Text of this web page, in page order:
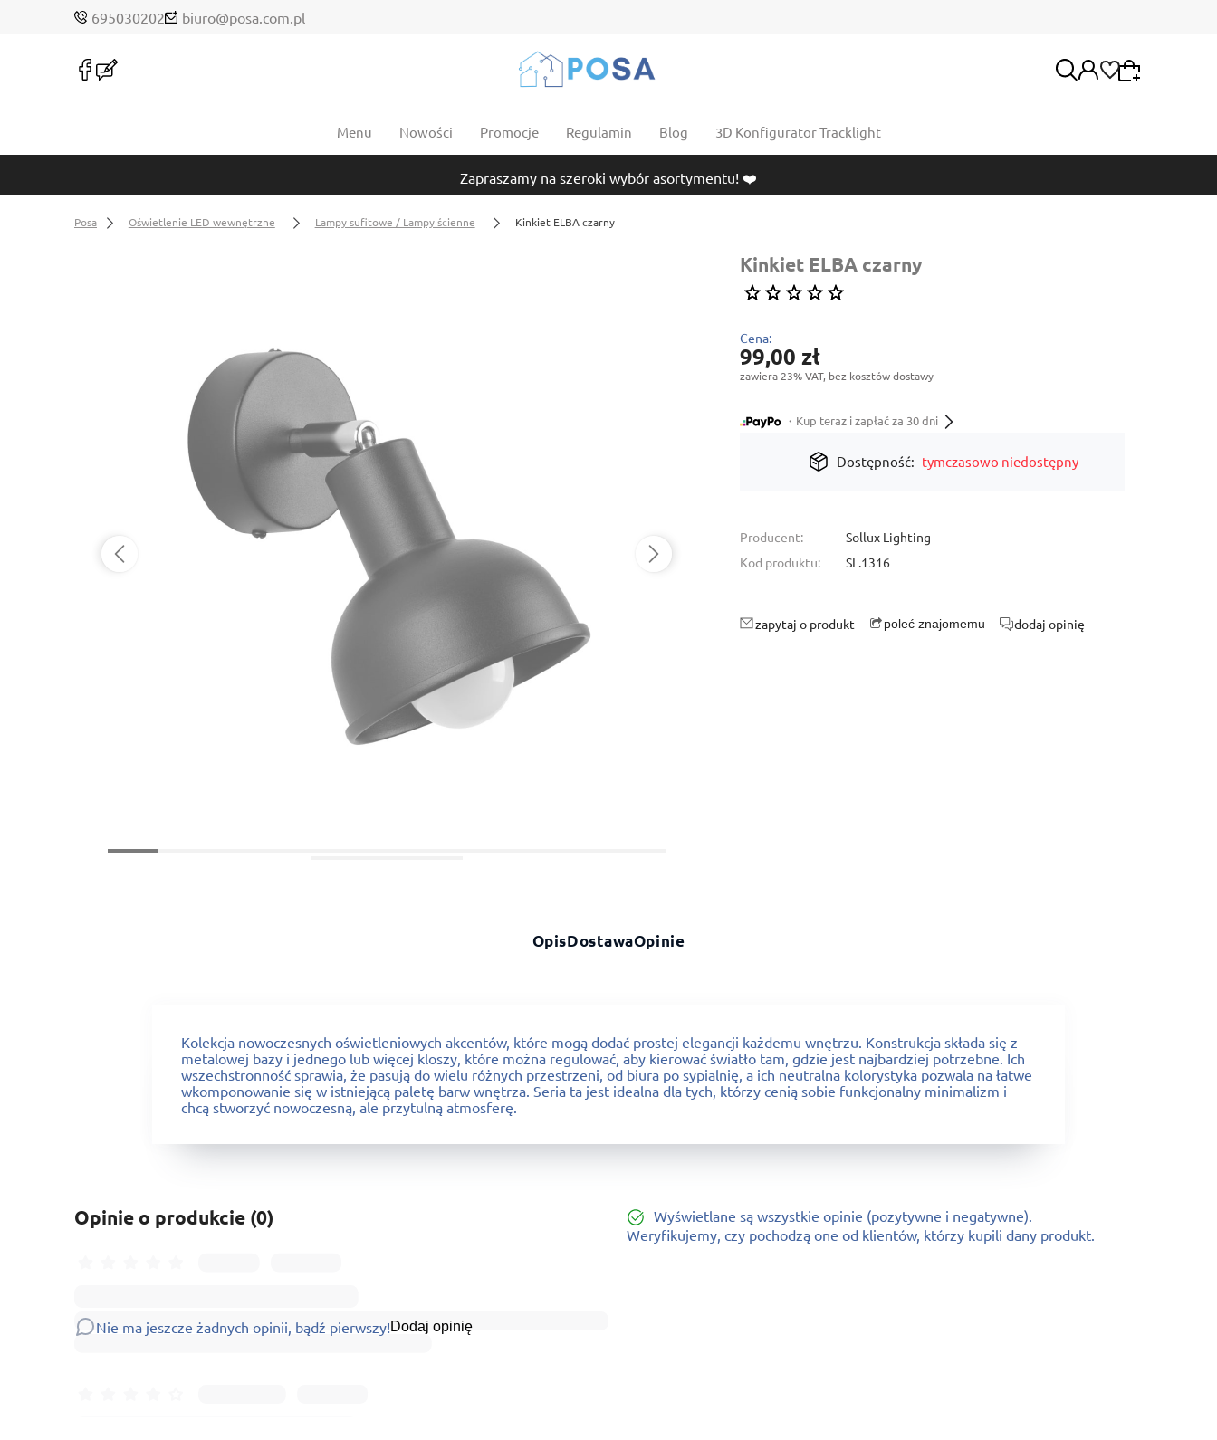
695030202 biuro@posa.com.pl
Menu Nowości Promocje Regulamin Blog 3D Konfigurator Tracklight
Zapraszamy na szeroki wybór asortymentu! ❤️
Posa Oświetlenie LED wewnętrzne Lampy sufitowe / Lampy ścienne Kinkiet ELBA czarny
Kinkiet ELBA czarny
Cena:
99,00 zł
zawiera 23% VAT, bez kosztów dostawy
・Kup teraz i zapłać za 30 dni
tymczasowo niedostępny Dostępność: tymczasowo niedostępny
Producent:
Sollux Lighting
Kod produktu:
SL.1316
zapytaj o produkt poleć znajomemu dodaj opinię
OpisDostawaOpinie
Kolekcja nowoczesnych oświetleniowych akcentów, które mogą dodać prostej elegancji każdemu wnętrzu. Konstrukcja składa się z
metalowej bazy i jednego lub więcej kloszy, które można regulować, aby kierować światło tam, gdzie jest najbardziej potrzebne. Ich
wszechstronność sprawia, że pasują do wielu różnych przestrzeni, od biura po sypialnię, a ich neutralna kolorystyka pozwala na łatwe
wkomponowanie się w istniejącą paletę barw wnętrza. Seria ta jest idealna dla tych, którzy cenią sobie funkcjonalny minimalizm i
chcą stworzyć nowoczesną, ale przytulną atmosferę.
Opinie o produkcie (0)
Nie ma jeszcze żadnych opinii, bądź pierwszy!Dodaj opinię
Wyświetlane są wszystkie opinie (pozytywne i negatywne).
Weryfikujemy, czy pochodzą one od klientów, którzy kupili dany produkt.